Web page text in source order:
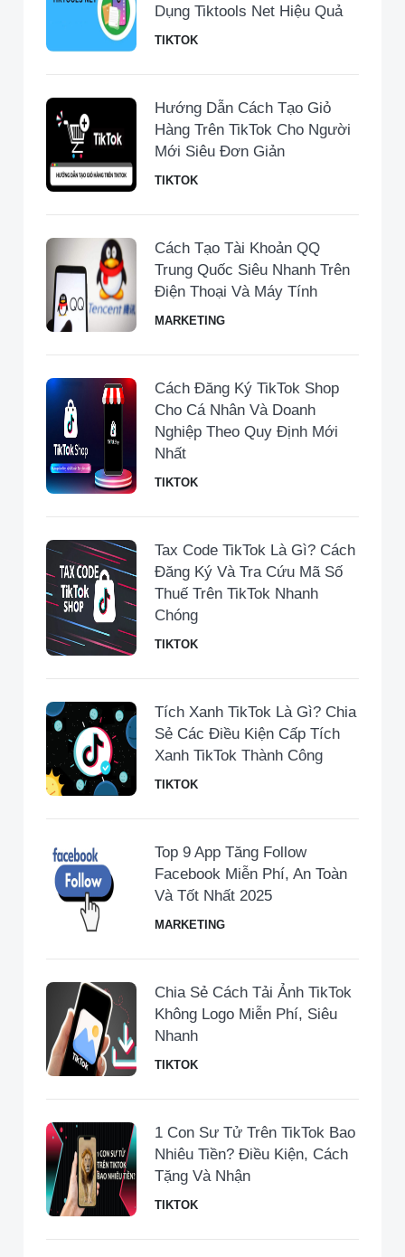
Dụng Tiktools Net Hiệu Quả
TIKTOK
Hướng Dẫn Cách Tạo Giỏ
Hàng Trên TikTok Cho Người
Mới Siêu Đơn Giản
TIKTOK
Cách Tạo Tài Khoản QQ
Trung Quốc Siêu Nhanh Trên
Điện Thoại Và Máy Tính
MARKETING
Cách Đăng Ký TikTok Shop
Cho Cá Nhân Và Doanh
Nghiệp Theo Quy Định Mới
Nhất
TIKTOK
Tax Code TikTok Là Gì? Cách
Đăng Ký Và Tra Cứu Mã Số
Thuế Trên TikTok Nhanh
Chóng
TIKTOK
Tích Xanh TikTok Là Gì? Chia
Sẻ Các Điều Kiện Cấp Tích
Xanh TikTok Thành Công
TIKTOK
Top 9 App Tăng Follow
Facebook Miễn Phí, An Toàn
Và Tốt Nhất 2025
MARKETING
Chia Sẻ Cách Tải Ảnh TikTok
Không Logo Miễn Phí, Siêu
Nhanh
TIKTOK
1 Con Sư Tử Trên TikTok Bao
Nhiêu Tiền​? Điều Kiện, Cách
Tặng Và Nhận
TIKTOK